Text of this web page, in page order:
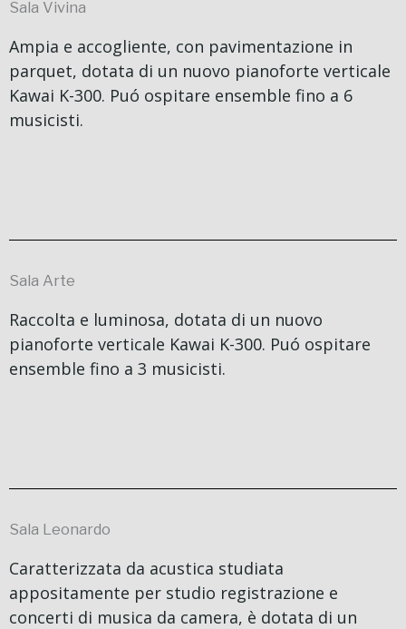
Sala Vivina
Ampia e accogliente, con pavimentazione in
parquet, dotata di un nuovo pianoforte verticale
Kawai K-300. Puó ospitare ensemble fino a 6
musicisti.
Sala Arte
Raccolta e luminosa, dotata di un nuovo
pianoforte verticale Kawai K-300. Puó ospitare
ensemble fino a 3 musicisti.
Sala Leonardo
Caratterizzata da acustica studiata
appositamente per studio registrazione e
concerti di musica da camera, è dotata di un